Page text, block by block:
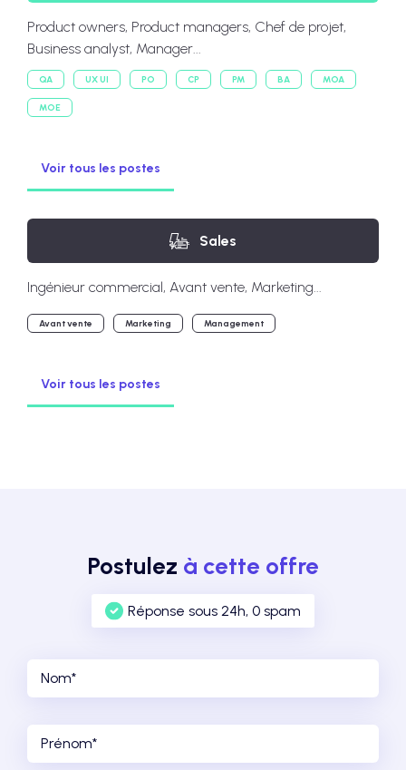
Product owners, Product managers, Chef de projet,
Business analyst, Manager...
QA UX UI PO CP PM BA MOA
MOE
Voir tous les postes
Sales
Ingénieur commercial, Avant vente, Marketing...
Avant vente Marketing Management
Voir tous les postes
Postulez à cette offre
Réponse sous 24h, 0 spam